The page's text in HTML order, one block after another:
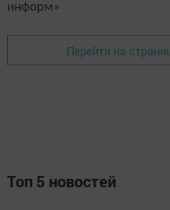
информ»
Перейти на
Топ 5 новостей